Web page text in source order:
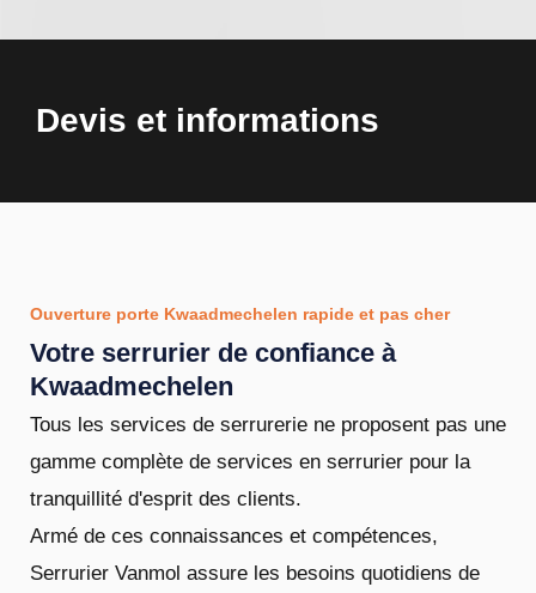
Devis et informations
Ouverture porte Kwaadmechelen rapide et pas cher
Votre serrurier de confiance à
Kwaadmechelen
Tous les services de serrurerie ne proposent pas une
gamme complète de services en serrurier pour la
tranquillité d'esprit des clients.
Armé de ces connaissances et compétences,
Serrurier Vanmol assure les besoins quotidiens de